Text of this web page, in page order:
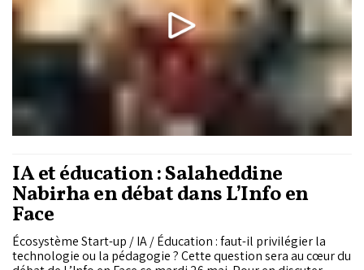
IA et éducation : Salaheddine
Nabirha en débat dans L’Info en
Face
Écosystème Start-up / IA / Éducation : faut-il privilégier la
technologie ou la pédagogie ? Cette question sera au cœur du